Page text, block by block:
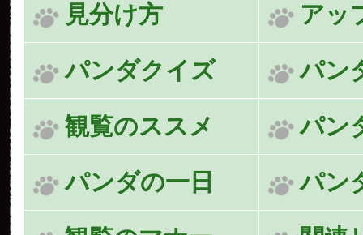
見分け方 アッ
パンダクイズ パン
観覧のススメ パン
パンダの一日 パン